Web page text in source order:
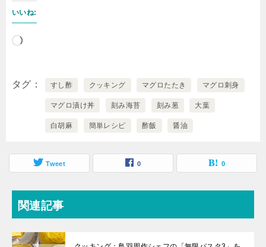
いいね:
読
タグ すし酢 クッキング マグロたたき マグロ刺身
マグロ漬け丼 刻み海苔 刻み葱 大葉
白胡麻 簡単レシピ 酢飯 醤油
Tweet 0 0
関連記事